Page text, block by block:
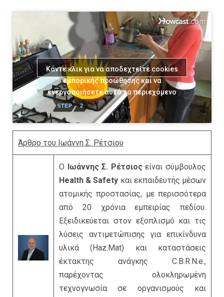
Κάντε κλικ για να αποδεχτείτε cookies
εμπορικής προώθησης και να
ενεργοποιήσετε αυτό το περιεχόμενο
Άρθρο του Ιωάννη Σ. Ρέτσιου
Ο Ιωάννης Σ. Ρέτσιοςείναι σύμβουλος
Health & Safety και εκπαιδευτής μέσων
ατομικής προστασίας, με περισσότερα
από 20 χρόνια εμπειρίας πεδίου.
Εξειδικεύεται στον εξοπλισμό και τις
λύσεις αντιμετώπισης για επικίνδυνα
υλικά (Haz.Mat) και καταστάσεις
έκτακτης ανάγκης C.B.R.N.e.,
παρέχοντας ολοκληρωμένη
τεχνογνωσία σε οργανισμούς και